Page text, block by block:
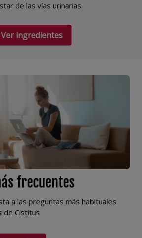
de las vías urinarias.
Ver ingredientes
frecuentes
a las preguntas más habituales
de Cistitus